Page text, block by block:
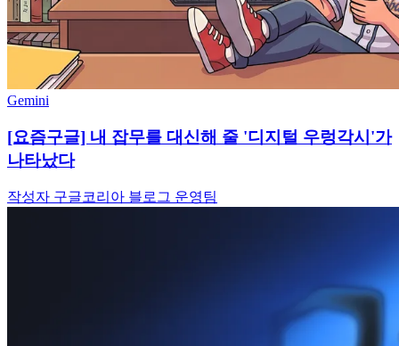
Gemini
[요즘구글] 내 잡무를 대신해 줄 '디지털 우렁각시'가
나타났다
작성자 구글코리아 블로그 운영팀